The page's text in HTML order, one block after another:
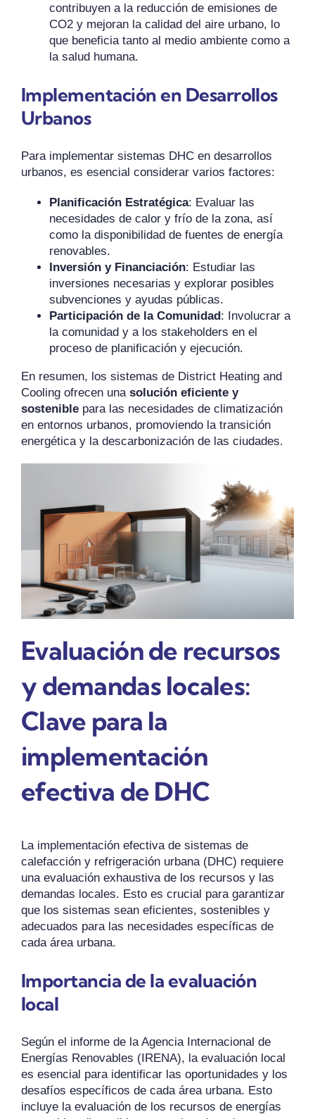
contribuyen a la reducción de emisiones de
CO2 y mejoran la calidad del aire urbano, lo
que beneficia tanto al medio ambiente como a
la salud humana.
Implementación en Desarrollos
Urbanos
Para implementar sistemas DHC en desarrollos
urbanos, es esencial considerar varios factores:
Planificación Estratégica: Evaluar las
necesidades de calor y frío de la zona, así
como la disponibilidad de fuentes de energía
renovables.
Inversión y Financiación: Estudiar las
inversiones necesarias y explorar posibles
subvenciones y ayudas públicas.
Participación de la Comunidad: Involucrar a
la comunidad y a los stakeholders en el
proceso de planificación y ejecución.
En resumen, los sistemas de District Heating and
Cooling ofrecen una solución eficiente y
sosteniblepara las necesidades de climatización
en entornos urbanos, promoviendo la transición
energética y la descarbonización de las ciudades.
Evaluación de recursos
y demandas locales:
Clave para la
implementación
efectiva de DHC
La implementación efectiva de sistemas de
calefacción y refrigeración urbana (DHC) requiere
una evaluación exhaustiva de los recursos y las
demandas locales. Esto es crucial para garantizar
que los sistemas sean eficientes, sostenibles y
adecuados para las necesidades específicas de
cada área urbana.
Importancia de la evaluación
local
Según el informe de la Agencia Internacional de
Energías Renovables (IRENA), la evaluación local
es esencial para identificar las oportunidades y los
desafíos específicos de cada área urbana. Esto
incluye la evaluación de los recursos de energías